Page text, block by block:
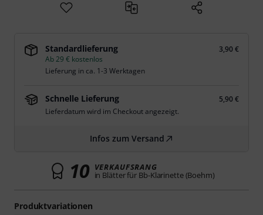
Produktvariationen
Standardlieferung
3,90 €
Ab 29 € kostenlos
Lieferung in ca. 1-3 Werktagen
Schnelle Lieferung
5,90 €
Lieferdatum wird im Checkout angezeigt.
Infos zum Versand
10 VERKAUFSRANG
in Blätter für Bb-Klarinette (Boehm)